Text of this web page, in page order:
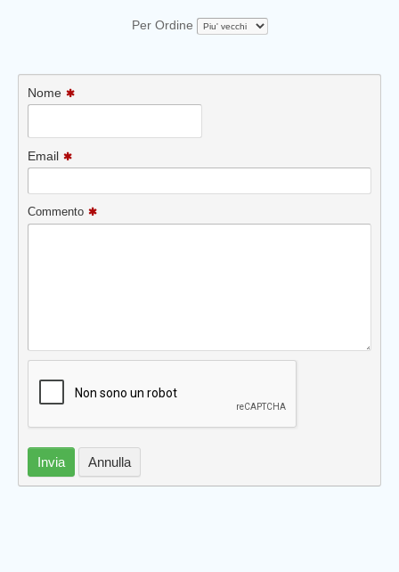
Per Ordine
Nome
Email
Commento
Invia Annulla